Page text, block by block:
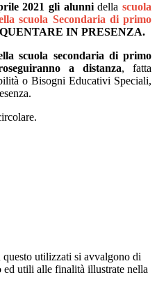
2021 gli alunnidellascuola
scuola Secondaria di primo
IN PRESENZA.
scuola secondaria di primo
a distanza, fatta
o Bisogni Educativi Speciali,
utilizzati si avvalgono di
ed utili alle finalità illustrate nella